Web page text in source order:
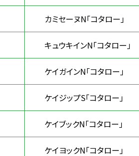
カミセーヌN「コタロー」
キュウキインN「コタロー」
ケイガインN「コタロー」
ケイジップS「コタロー」
ケイブックN「コタロー」
ケイヨックN「コタロー」